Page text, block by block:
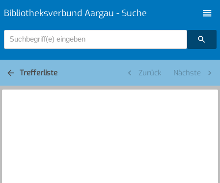
Bibliotheksverbund Aargau - Suche
Suchbegriff(e) eingeben
Trefferliste Zurück Nächste